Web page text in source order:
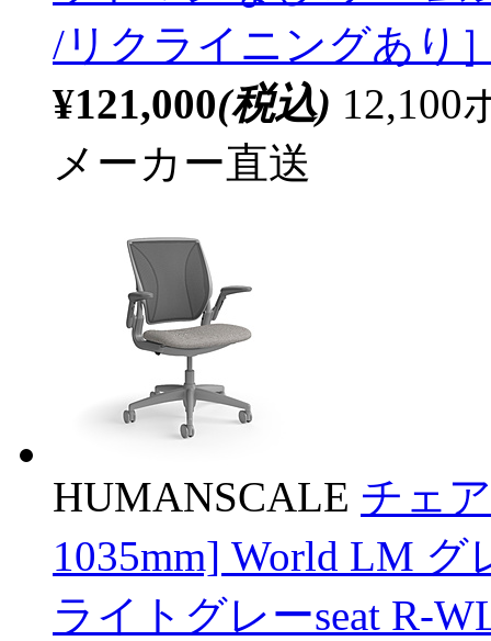
/リクライニングあり
¥121,000(税込) 12,100
メーカー直送
HUMANSCALE チェ
1035mm] World LM グ
ライトグレーseat R-